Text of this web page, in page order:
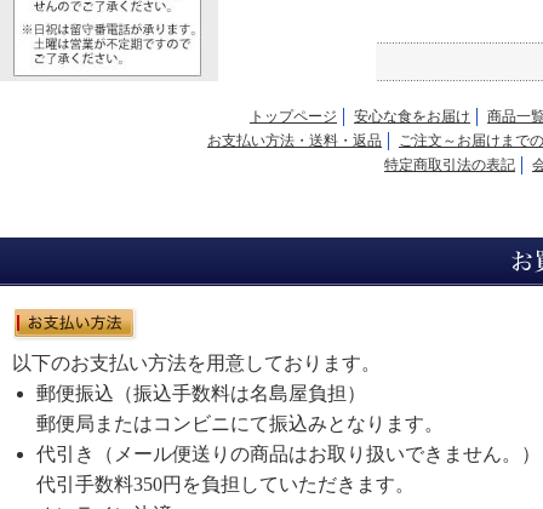
トップページ 安心な食をお届け
商品一
お支払い方法・送料・返品
ご注文～お届けまで
特定商取引法の表記
以下のお支払い方法を用意しております。
郵便振込（振込手数料は名島屋負担）
郵便局またはコンビニにて振込みとなります。
代引き（メール便送りの商品はお取り扱いできません。）
代引手数料350円を負担していただきます。